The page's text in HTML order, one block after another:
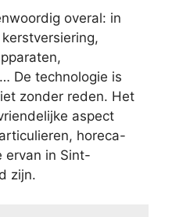
overal: in
De technologie is
zonder reden. Het
aspect
horeca-
ervan in Sint-
zijn.